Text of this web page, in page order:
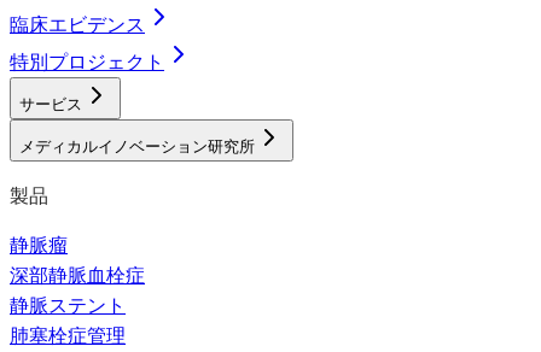
臨床エビデンス
特別プロジェクト
サービス
メディカルイノベーション研究所
製品
静脈瘤
深部静脈血栓症
静脈ステント
肺塞栓症管理